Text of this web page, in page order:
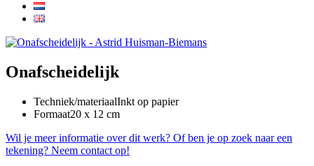
Onafscheidelijk
Techniek/materiaalInkt op papier
Formaat20 x 12 cm
Wil je meer informatie over dit werk? Of ben je op zoek naar een
tekening? Neem contact op!